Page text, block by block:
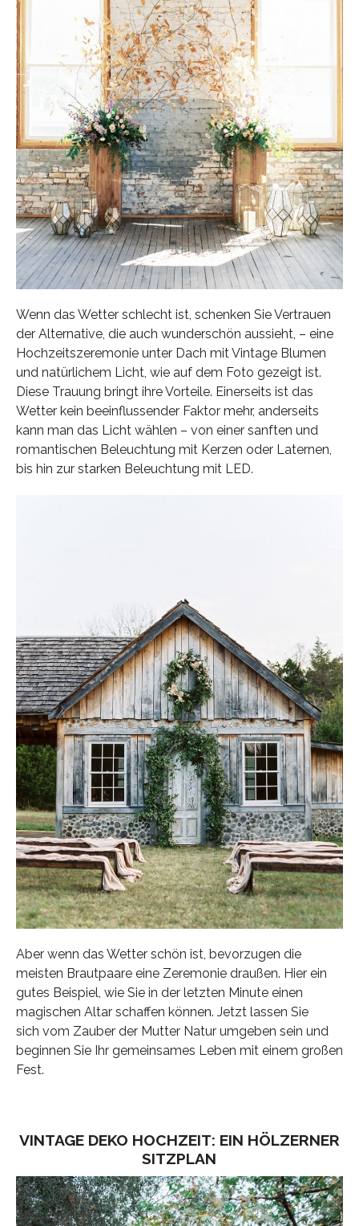
Wenn das Wetter schlecht ist, schenken Sie Vertrauen
der Alternative, die auch wunderschön aussieht, – eine
Hochzeitszeremonie unter Dach mit Vintage Blumen
und natürlichem Licht, wie auf dem Foto gezeigt ist.
Diese Trauung bringt ihre Vorteile. Einerseits ist das
Wetter kein beeinflussender Faktor mehr, anderseits
kann man das Licht wählen – von einer sanften und
romantischen Beleuchtung mit Kerzen oder Laternen,
bis hin zur starken Beleuchtung mit LED.
Aber wenn das Wetter schön ist, bevorzugen die
meisten Brautpaare eine Zeremonie draußen. Hier ein
gutes Beispiel, wie Sie in der letzten Minute einen
magischen Altar schaffen können. Jetzt lassen Sie
sich vom Zauber der Mutter Natur umgeben sein und
beginnen Sie Ihr gemeinsames Leben mit einem großen
Fest.
VINTAGE DEKO HOCHZEIT: EIN HÖLZERNER
SITZPLAN